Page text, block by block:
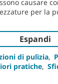
causare
per la
Espandi
di pulizia,
pratiche,